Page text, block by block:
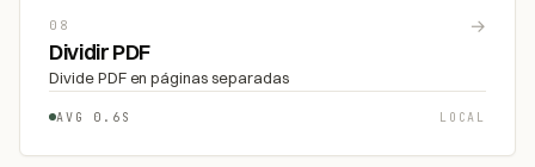
08 →
Dividir PDF
Divide PDF en páginas separadas
AVG 0.6S LOCAL